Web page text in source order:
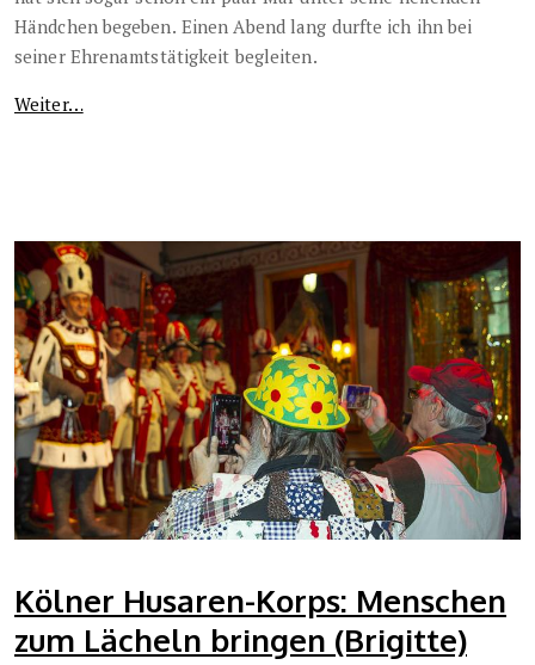
Händchen begeben. Einen Abend lang durfte ich ihn bei
seiner Ehrenamtstätigkeit begleiten.
Weiter…
Kölner Husaren-Korps: Menschen
zum Lächeln bringen (Brigitte)